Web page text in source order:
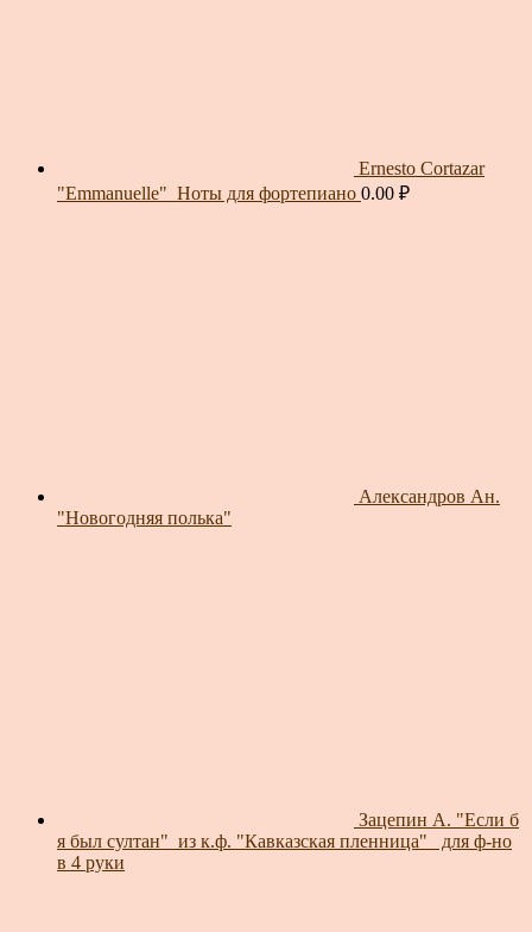
Ernesto Cortazar
"Emmanuelle"_Ноты для фортепиано 0.00 ₽
Александров Ан.
"Новогодняя полька"
Зацепин А. "Если б
я был султан"_из к.ф. "Кавказская пленница"_ для ф-но
в 4 руки